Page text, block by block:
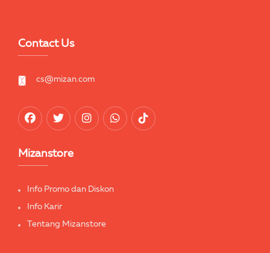
Contact Us
cs@mizan.com
Mizanstore
Info Promo dan Diskon
Info Karir
Tentang Mizanstore